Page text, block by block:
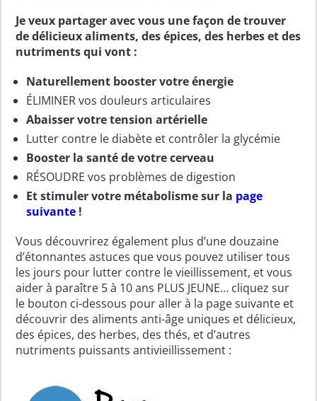
Je veux partager avec vous une façon de trouver
de délicieux aliments, des épices, des herbes et des
nutriments qui vont :
Naturellement booster votre énergie
ÉLIMINER vos douleurs articulaires
Abaisser votre tension artérielle
Lutter contre le diabète et contrôler la glycémie
Booster la santé de votre cerveau
RÉSOUDRE vos problèmes de digestion
Et stimuler votre métabolisme sur la page
suivante !
Vous découvrirez également plus d’une douzaine
d’étonnantes astuces que vous pouvez utiliser tous
les jours pour lutter contre le vieillissement, et vous
aider à paraître 5 à 10 ans PLUS JEUNE… cliquez sur
le bouton ci-dessous pour aller à la page suivante et
découvrir des aliments anti-âge uniques et délicieux,
des épices, des herbes, des thés, et d’autres
nutriments puissants antivieillissement :